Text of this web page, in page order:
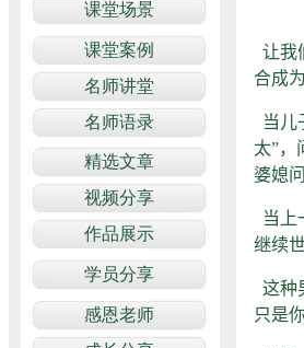
让我
合成
当儿
太”，
婆媳
当上
继续
这种
只是